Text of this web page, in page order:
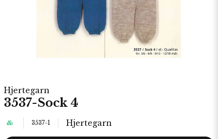
Hjertegarn
3537-Sock 4
3537-1 Hjertegarn